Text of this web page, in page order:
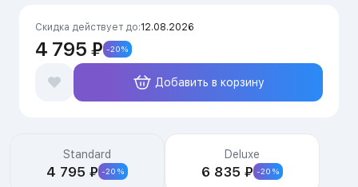
Скидка действует до:12.08.2026
4 795 ₽ -20%
Добавить в корзину
Standard
4 795 ₽ -20%
Deluxe
6 835 ₽ -20%